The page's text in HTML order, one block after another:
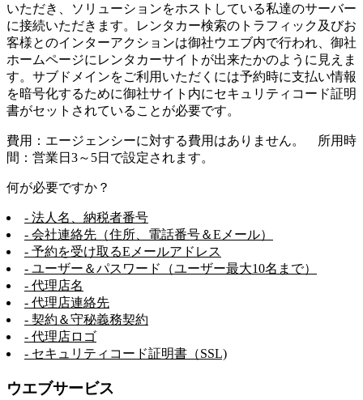
いただき、ソリューションをホストしている私達のサーバー
に接続いただきます。レンタカー検索のトラフィック及びお
客様とのインターアクションは御社ウエブ内で行われ、御社
ホームページにレンタカーサイトが出来たかのように見えま
す。サブドメインをご利用いただくには予約時に支払い情報
を暗号化するために御社サイト内にセキュリティコード証明
書がセットされていることが必要です。
費用：エージェンシーに対する費用はありません。 所用時
間：営業日3～5日で設定されます。
何が必要ですか？
- 法人名、納税者番号
- 会社連絡先（住所、電話番号＆Eメール）
- 予約を受け取るEメールアドレス
- ユーザー＆パスワード（ユーザー最大10名まで）
- 代理店名
- 代理店連絡先
- 契約＆守秘義務契約
- 代理店ロゴ
- セキュリティコード証明書（SSL)
ウエブサービス